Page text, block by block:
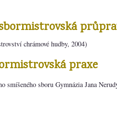
chrámové hudby, 2004)
praxe
smíšeného sboru Gymnázia Jana